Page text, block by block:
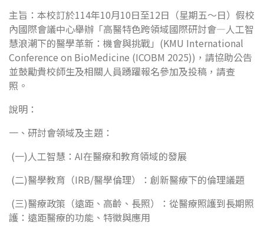
主旨：本校訂於114年10月10日至12日（星期五～日）假校
內國際會議中心舉辦「高醫特色跨領域國際研討會—人工智
慧浪潮下的醫學革新：機會與挑戰」(KMU International
Conference on BioMedicine (ICOBM 2025))，請協助公告
並鼓勵貴校師生及相關人員踴躍報名參加及投稿，請查
照。
說明：
一、研討會領域及主題：
(一)人工智慧：AI在醫療和教育領域的發展
(二)醫學教育（IRB/醫學倫理）：創新醫療下的倫理議題
(三)醫療政策（遠距、高齡、長照）：從醫療照護到長期照
護：遠距醫療的功能、特徵與應用